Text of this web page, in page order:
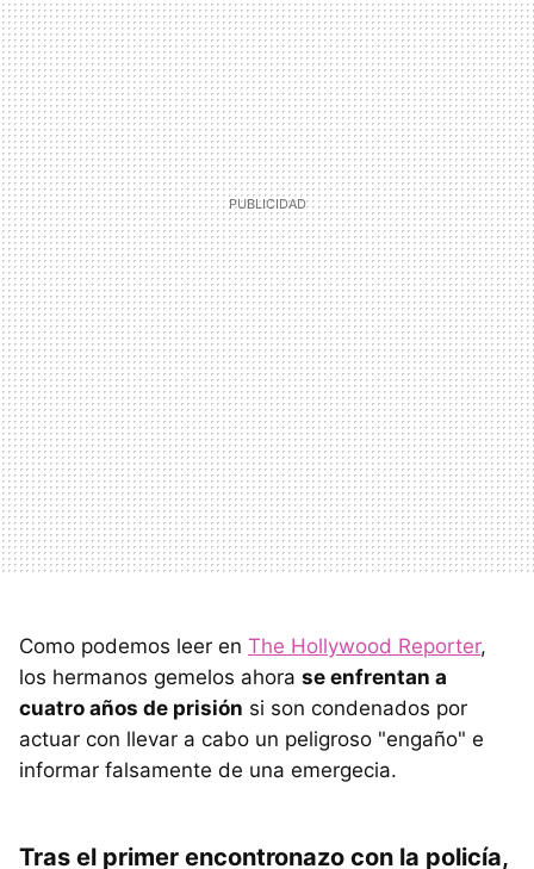
Como podemos leer en The Hollywood Reporter,
los hermanos gemelos ahora se enfrentan a
cuatro años de prisión si son condenados por
actuar con llevar a cabo un peligroso "engaño" e
informar falsamente de una emergecia.
Tras el primer encontronazo con la policía,